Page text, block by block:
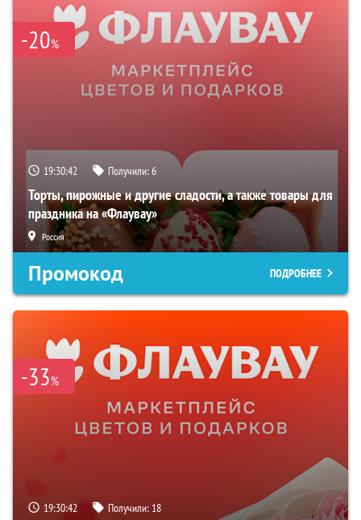
-20%
19:30:41 Получили:6
Торты, пирожные и другие сладости, а также товары для
праздника на «Флаувау»
Россия
Промокод ПОДРОБНЕЕ
-33%
19:30:41 Получили: 18